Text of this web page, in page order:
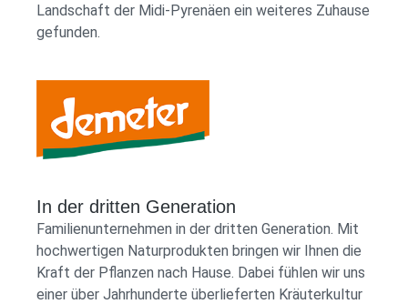
Landschaft der Midi-Pyrenäen ein weiteres Zuhause
gefunden.
In der dritten Generation
Familienunternehmen in der dritten Generation. Mit
hochwertigen Naturprodukten bringen wir Ihnen die
Kraft der Pflanzen nach Hause. Dabei fühlen wir uns
einer über Jahrhunderte überlieferten Kräuterkultur